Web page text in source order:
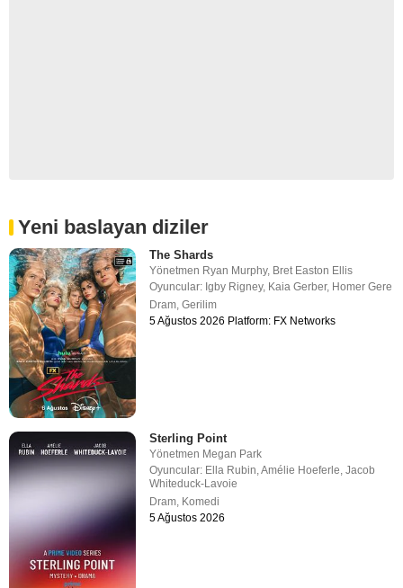
Yeni baslayan diziler
The Shards
Yönetmen Ryan Murphy, Bret Easton Ellis
Oyuncular: Igby Rigney, Kaia Gerber, Homer Gere
Dram,Gerilim
5 Ağustos 2026 Platform: FX Networks
Sterling Point
Yönetmen Megan Park
Oyuncular: Ella Rubin ,Amélie Hoeferle ,Jacob
Whiteduck-Lavoie
Dram Komedi
5 Ağustos 2026